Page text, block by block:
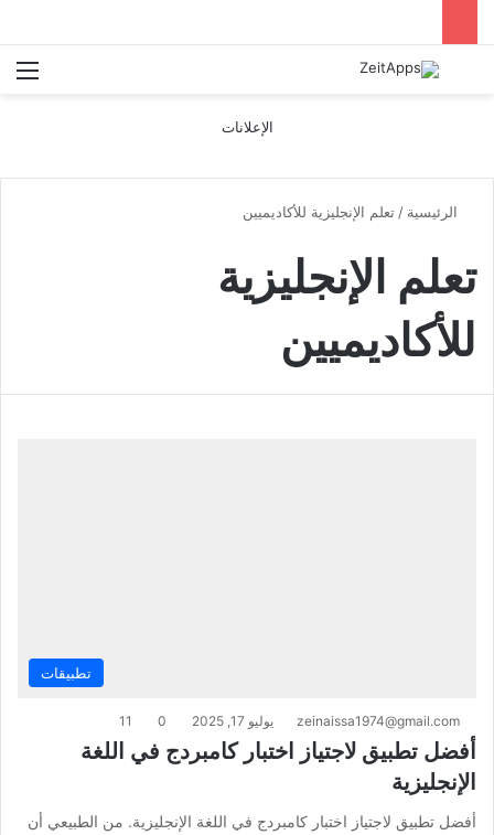
بحث عن
الإعلانات
الرئيسية / تعلم الإنجليزية للأكاديميين
تعلم الإنجليزية
للأكاديميين
تطبيقات
zeinaissa1974@gmail.com يوليو 17, 2025 0
11
أفضل تطبيق لاجتياز اختبار كامبردج في اللغة
الإنجليزية
أفضل تطبيق لاجتياز اختبار كامبردج في اللغة الإنجليزية. من الطبيعي أن